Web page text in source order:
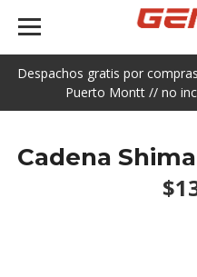
Despachos gratis por
Puerto Montt // no
Cadena